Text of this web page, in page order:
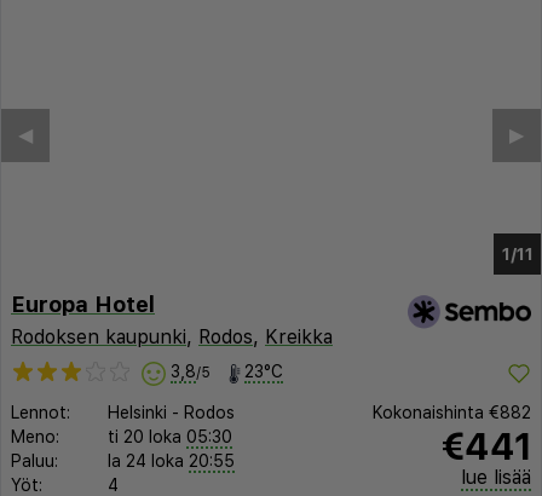
1/6
▶︎
◀︎
Europa Hotel
Rodoksen kaupunki, Rodos, Kreikka
3,8/5 23°C
Lennot: Helsinki - Rodos
Meno:
ti 20 loka 05:30
Paluu:
la 24 loka 20:55
Yöt:
4
Kokonaishinta €882
€441
lue lisää